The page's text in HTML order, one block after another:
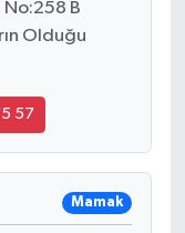
No:258 B
Olduğu
57
Mamak